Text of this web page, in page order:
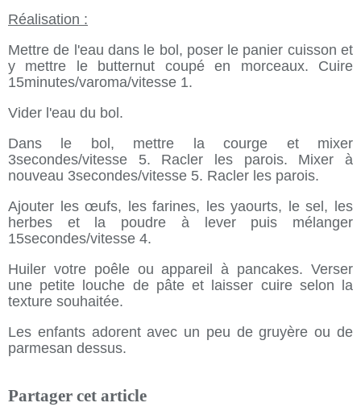
Réalisation :
Mettre de l'eau dans le bol, poser le panier cuisson et
y mettre le butternut coupé en morceaux. Cuire
15minutes/varoma/vitesse 1.
Vider l'eau du bol.
Dans le bol, mettre la courge et mixer
3secondes/vitesse 5. Racler les parois. Mixer à
nouveau 3secondes/vitesse 5. Racler les parois.
Ajouter les œufs, les farines, les yaourts, le sel, les
herbes et la poudre à lever puis mélanger
15secondes/vitesse 4.
Huiler votre poêle ou appareil à pancakes. Verser
une petite louche de pâte et laisser cuire selon la
texture souhaitée.
Les enfants adorent avec un peu de gruyère ou de
parmesan dessus.
Partager cet article